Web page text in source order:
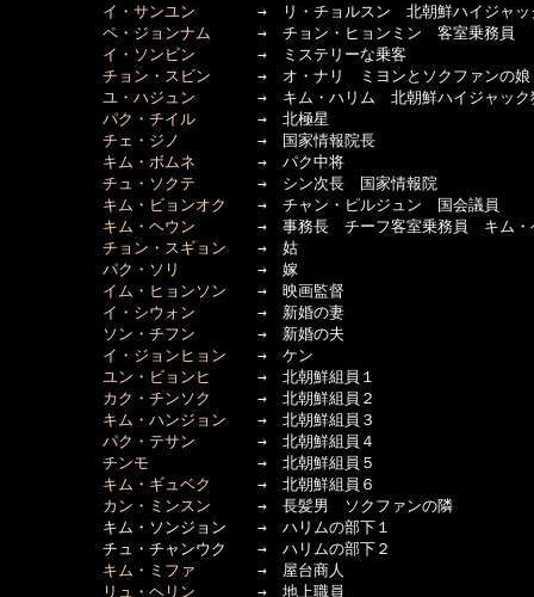
イ・サンユン →　リ・チョルスン　北朝鮮ハイジャッ
ペ・ジョンナム →　チョン・ヒョンミン　客室乗務員
イ・ソンビン →　ミステリーな乗客
チョン・スビン →　オ・ナリ　ミヨンとソクファンの娘
ユ・ハジュン →　キム・ハリム　北朝鮮ハイジャック
パク・チイル →　北極星
チェ・ジノ
→　国家情報院長
キム・ボムネ →　パク中将
チュ・ソクテ →　シン次長　国家情報院
キム・ビョンオク
→　チャン・ピルジュン　国会議員
キム・ヘウン →　事務長　チーフ客室乗務員　キム・
チョン・スギョン →　姑
パク・ソリ
→　嫁
イム・ヒョンソン →　映画監督
イ・シウォン →　新婚の妻
ソン・チフン →　新婚の夫
イ・ジョンヒョン →　ケン
ユン・ビョンヒ
→　北朝鮮組員１
カク・チンソク
→　北朝鮮組員２
キム・ハンジョン →　北朝鮮組員３
パク・テサン →　北朝鮮組員４
チンモ →　北朝鮮組員５
キム・ギュベク
→　北朝鮮組員６
カン・ミンスン →　長髪男　ソクファンの隣
キム・ソンジョン　　→　ハリムの部下１
チュ・チャンウク　　→　ハリムの部下２
キム・ミファ →　屋台商人
リュ・ヘリン →　地上職員